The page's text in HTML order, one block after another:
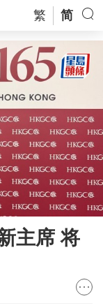
繁 简
主席 将